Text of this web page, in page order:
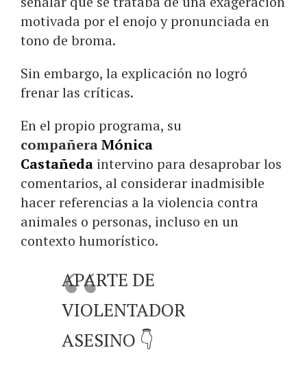
motivada por el enojo y pronunciada en
tono de broma.
Sin embargo, la explicación no logró
frenar las críticas.
En el propio programa, su
compañeraMónica
Castañeda intervino para desaprobar los
comentarios, al considerar inadmisible
hacer referencias a la violencia contra
animales o personas, incluso en un
contexto humorístico.
APARTE DE
VIOLENTADOR
ASESINO 👇